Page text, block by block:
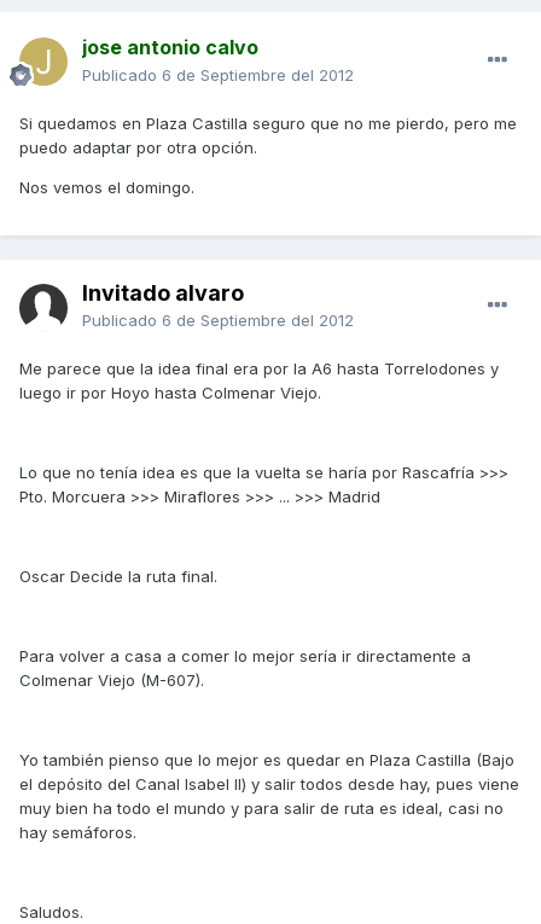
jose antonio calvo
Publicado 6 de Septiembre del 2012
Si quedamos en Plaza Castilla seguro que no me pierdo, pero me
puedo adaptar por otra opción.
Nos vemos el domingo.
Invitado alvaro
Publicado 6 de Septiembre del 2012
Me parece que la idea final era por la A6 hasta Torrelodones y
luego ir por Hoyo hasta Colmenar Viejo.
Lo que no tenía idea es que la vuelta se haría por Rascafría >>>
Pto. Morcuera >>> Miraflores >>> ... >>> Madrid
Oscar Decide la ruta final.
Para volver a casa a comer lo mejor sería ir directamente a
Colmenar Viejo (M-607).
Yo también pienso que lo mejor es quedar en Plaza Castilla (Bajo
el depósito del Canal Isabel II) y salir todos desde hay, pues viene
muy bien ha todo el mundo y para salir de ruta es ideal, casi no
hay semáforos.
Saludos.